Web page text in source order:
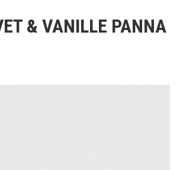
& VANILLE PANNA